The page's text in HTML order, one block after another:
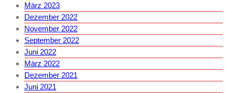
März 2023
Dezember 2022
November 2022
September 2022
Juni 2022
März 2022
Dezember 2021
Juni 2021